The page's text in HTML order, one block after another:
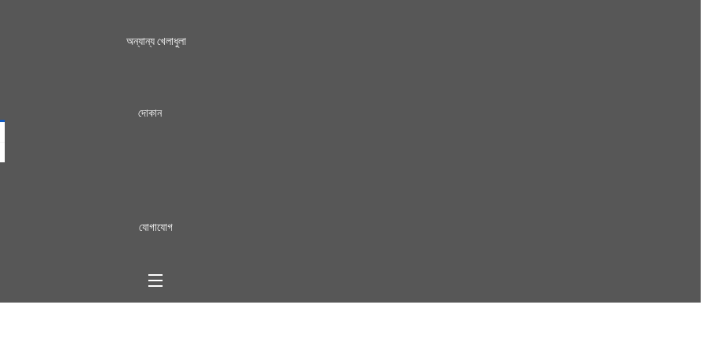
অন্যান্য খেলাধুলা
দোকান
যোগাযোগ